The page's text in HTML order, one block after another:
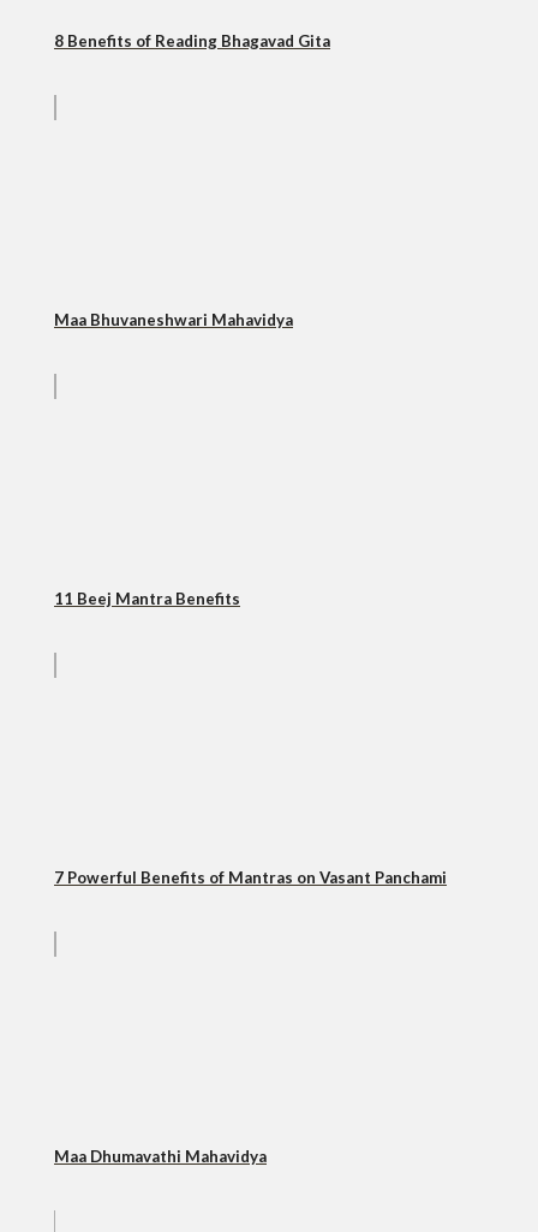
8 Benefits of Reading Bhagavad Gita
Maa Bhuvaneshwari Mahavidya
11 Beej Mantra Benefits
7 Powerful Benefits of Mantras on Vasant Panchami
Maa Dhumavathi Mahavidya